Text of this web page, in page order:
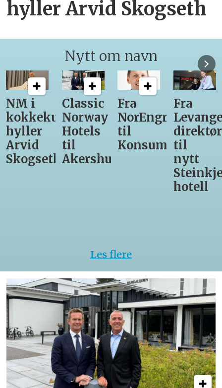
hyller Arvid Skogseth
Nytt om navn
Classic
Norway
Hotels
til
Akershus
Fra
NorEngros
til
Konsumgruppen
Fra
Levanger-
direktør
til
Steinkjer-
12
får
være
med
Asko
Les flere